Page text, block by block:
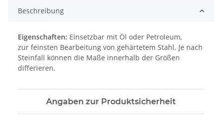
Beschreibung
Eigenschaften: Einsetzbar mit Öl oder Petroleum,
zur feinsten Bearbeitung von gehärtetem Stahl. Je nach
Steinfall können die Maße innerhalb der Größen
differieren.
Angaben zur Produktsicherheit